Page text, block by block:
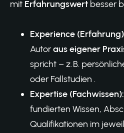
mit Erfahrungswert besser
Experience
Autoraus eigener
spricht – z. B.
oder Fallstudien .
Expertise (Fachwissen):
fundierten Wissen,
Qualifikationen im